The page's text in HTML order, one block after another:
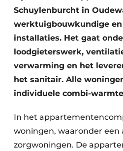
Schuylenburcht in
werktuigbouwkundige
installaties. Het gaat
loodgieterswerk,
verwarming en het
het sanitair. Alle
individuele combi-
In het
woningen, waaronder een
zorgwoningen. De